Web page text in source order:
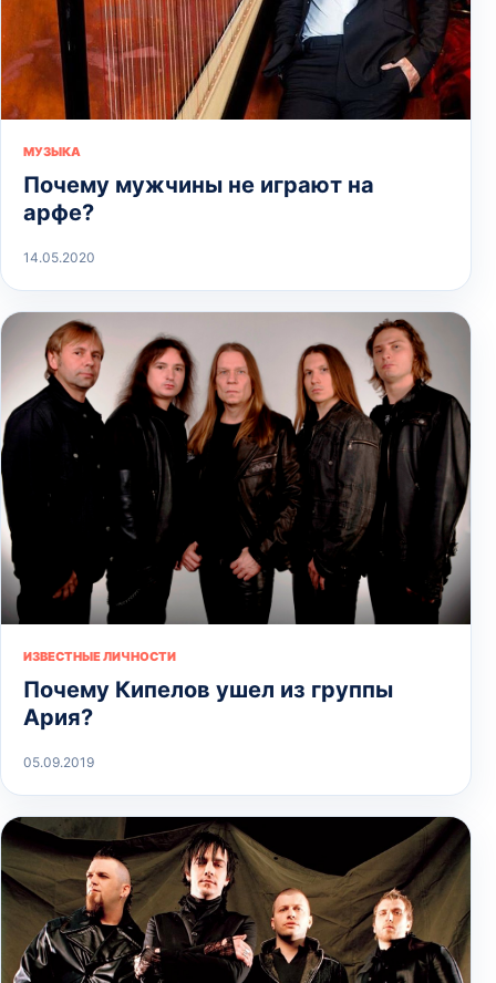
МУЗЫКА
Почему мужчины не играют на
арфе?
14.05.2020
ИЗВЕСТНЫЕ ЛИЧНОСТИ
Почему Кипелов ушел из группы
Ария?
05.09.2019